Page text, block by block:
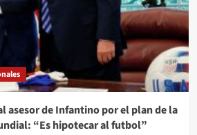
asesor de Infantino por el plan de la
“Es hipotecar al futbol”